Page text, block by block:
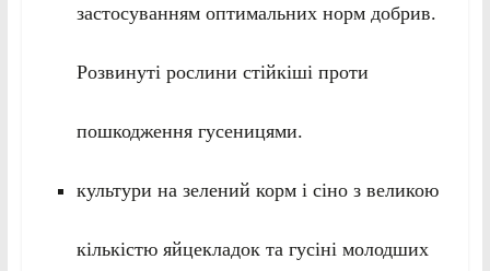
застосуванням оптимальних норм добрив.
Розвинуті рослини стійкіші проти
пошкодження гусеницями.
культури на зелений корм і сіно з великою
кількістю яйцекладок та гусіні молодших